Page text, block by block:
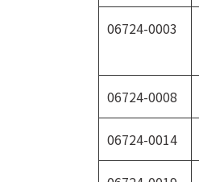
06724-0003
06724-0008
06724-0014